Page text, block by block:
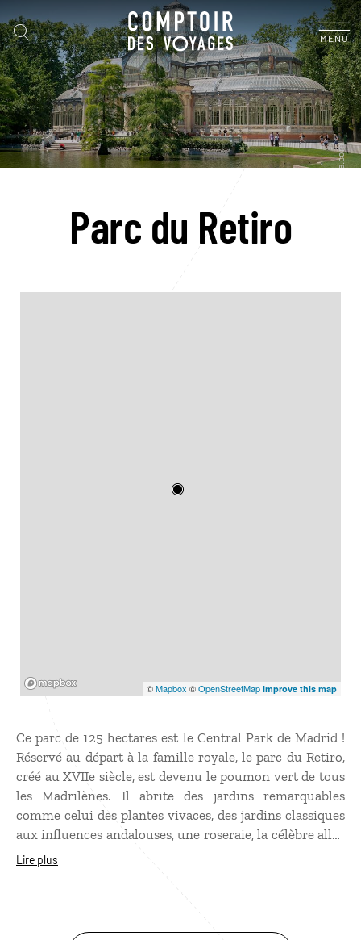
MENU
Parc du Retiro
©Mapbox ©OpenStreetMap Improve this map
Ce parc de 125 hectares est le Central Park de Madrid !
Réservé au départ à la famille royale, le parc du Retiro,
créé au XVIIe siècle, est devenu le poumon vert de tous
les Madrilènes. Il abrite des jardins remarquables
comme celui des plantes vivaces, des jardins classiques
aux influences andalouses, une roseraie, la célèbre allée
bordée de statues mais aussi le Grand Bassin où l’on
les expositions temporaires du musée de la Reina Sofia.
Lire plus